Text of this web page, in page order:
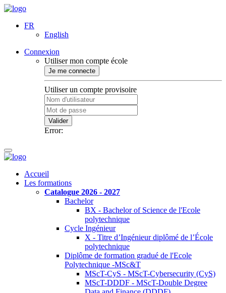
FR
English
Connexion
Utiliser mon compte école
Je me connecte
Utiliser un compte provisoire
Valider
Error:
Accueil
Les formations
Catalogue 2026 - 2027
Bachelor
BX - Bachelor of Science de l'Ecole
polytechnique
Cycle Ingénieur
X - Titre d’Ingénieur diplômé de l’École
polytechnique
Diplôme de formation gradué de l'Ecole
Polytechnique -MSc&T
MScT-CyS - MScT-Cybersecurity (CyS)
MScT-DDDF - MScT-Double Degree